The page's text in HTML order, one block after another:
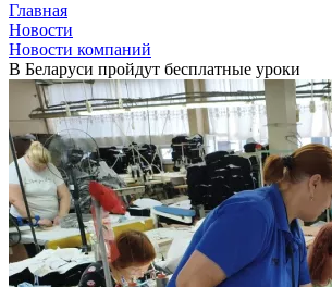
Главная
Новости
Новости компаний
В Беларуси пройдут бесплатные уроки